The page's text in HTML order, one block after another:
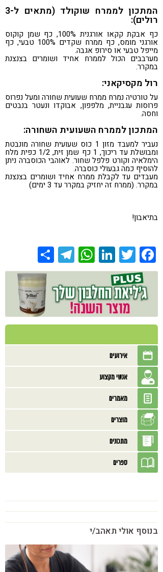
המתכון לממרח שוקולד (מתאים ל-3
רולים):
כף אבקת קקאו אורגנית 100%, כף שמן קוקוס
אורגני מומס, כף ממרח שקדים 100% טבעי, כף
מייפל טבעי או סירופ אגבה.
מערבבים הכול לממרח אחיד ושומרים בצנצנת
במקרר.
רול מקסיקאני:
על טורטיה נמרח ממרח שעועית שחורה ומעל נפרוס
פרוסות עגבניית, מלפפון, אבוקדו ונעטר בנבטים
וחסה.
המתכון לממרח השעועית השחורה:
נעביר למעבד מזון 1 כוס שעועית שחורה מונבטת
ומבושלת עד ריכוך, 1 כף שמן זית, 1/2 כפית מלח
הימלאיה וקורט פלפל שחור. לאוהבי הכוסברה ניתן
להוסיף כמה גבעולי כוסברה.
מעבדים עד לקבלת ממרח אחיד ושומרים בצנצנת
במקרר. (ממרח זה יחזיק במקרר עד 3 ימים)
בתיאבון!
Facebook
Twitter
LinkedIn
WhatsApp
Telegram
אירועים
אנשי מקצוע
מאמרים
מוצרים
מתכונים
ספרים
בנוסף אולי תאהב/י